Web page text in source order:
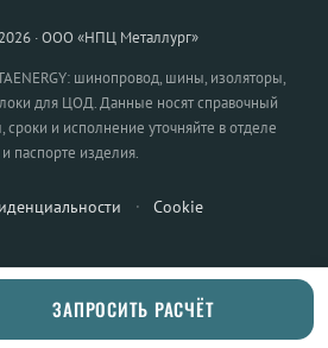
· ООО «НПЦ Металлург»
шинопровод, шины, изоляторы,
для ЦОД. Данные носят справочный
сроки и исполнение уточняйте в отделе
паспорте изделия.
· Cookie
ЗАПРОСИТЬ РАСЧЁТ